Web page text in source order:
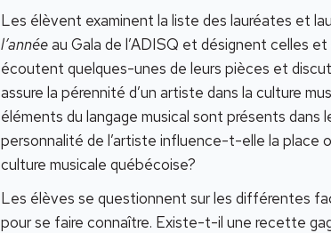
Les élèvent examinent la liste des lauréates et
l’annéeau Gala de l’ADISQ et désignent celles et
écoutent quelques-unes de leurs pièces et
assure la pérennité d’un artiste dans la culture
éléments du langage musical sont présents dans
personnalité de l’artiste influence-t-elle la place
culture musicale québécoise?
Les élèves se questionnent sur les différentes
pour se faire connaître. Existe-t-il une recette